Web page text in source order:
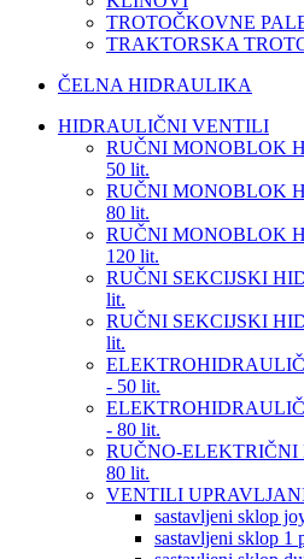
TROTOČKOVNE
TRAKTORSKA
ČELNA HIDRAULIKA
HIDRAULIČNI VENTILI
RUČNI MONOBLOK
50 lit.
RUČNI MONOBLOK
80 lit.
RUČNI MONOBLOK
120 lit.
RUČNI SEKCIJSKI
lit.
RUČNI SEKCIJSKI
lit.
- 50 lit.
- 80 lit.
RUČNO-
80 lit.
VENTILI
sastavljeni sklop
sastavljeni sklop 1